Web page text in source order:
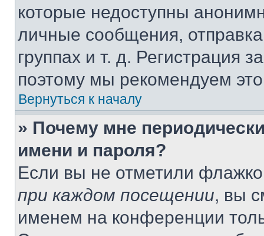
которые недоступны
личные сообщения,
группах и т. д. Регистрация
поэтому мы рекомендуем
Вернуться к началу
» Почему мне
имени и пароля?
Если вы не отметили
при каждом посещении, вы
именем на конференции